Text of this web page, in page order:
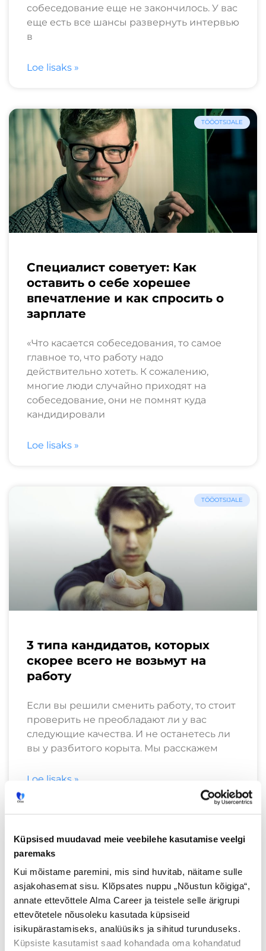
Küpsised muudavad meie veebilehe kasutamise veelgi
paremaks
Kui mõistame paremini, mis sind huvitab, näitame sulle
asjakohasemat sisu. Klõpsates nuppu „Nõustun kõigiga“,
annate ettevõttele Alma Career ja teistele selle ärigrupi
ettevõtetele nõusoleku kasutada küpsiseid
isikupärastamiseks, analüüsiks ja sihitud turunduseks.
Küpsiste kasutamist saad kohandada oma kohandatud
собеседование еще не закончилось. У вас
еще есть все шансы развернуть интервью
в
Loe lisaks »
TÖÖOTSIJALE
Специалист советует: Как
оставить о себе хорешее
впечатление и как спросить о
зарплате
«Что касается собеседования, то самое
главное то, что работу надо
действительно хотеть. К сожалению,
многие люди случайно приходят на
собеседование, они не помнят куда
кандидировали
Loe lisaks »
TÖÖOTSIJALE
3 типа кандидатов, которых
скорее всего не возьмут на
работу
Если вы решили сменить работу, то стоит
проверить не преобладают ли у вас
следующие качества. И не останетесь ли
вы у разбитого корыта. Мы расскажем
Loe lisaks »